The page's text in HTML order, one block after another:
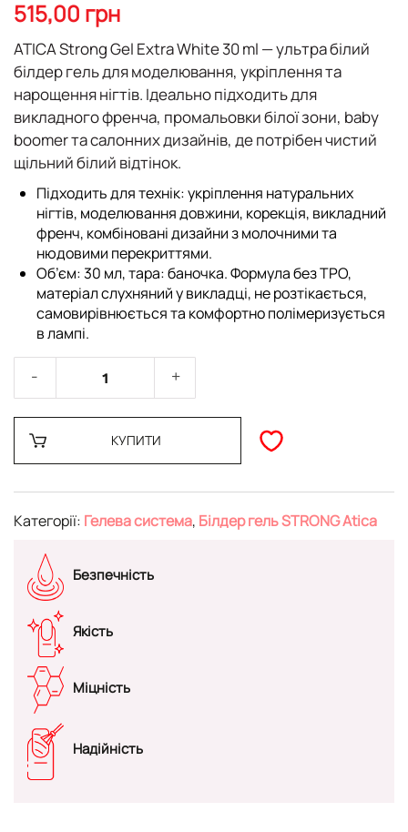
початку
галереї
зображень
515,00 грн
ATICA Strong Gel Extra White 30 ml — ультра білий
білдер гель для моделювання, укріплення та
нарощення нігтів. Ідеально підходить для
викладного френча, промальовки білої зони, baby
boomer та салонних дизайнів, де потрібен чистий
щільний білий відтінок.
Підходить для технік: укріплення натуральних
нігтів, моделювання довжини, корекція, викладний
френч, комбіновані дизайни з молочними та
нюдовими перекриттями.
Об’єм: 30 мл, тара: баночка. Формула без TPO,
матеріал слухняний у викладці, не розтікається,
самовирівнюється та комфортно полімеризується
в лампі.
КУПИТИ
Категорії: Гелева система, Білдер гель STRONG Atica
Безпечність
Якість
Міцність
Надійність